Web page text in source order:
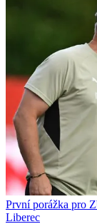
První porážka pro
Liberec